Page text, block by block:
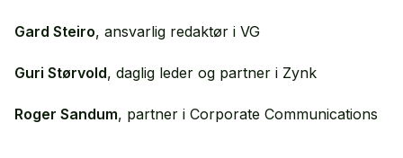
Gard Steiro, ansvarlig redaktør i VG
Guri Størvold, daglig leder og partner i Zynk
Roger Sandum, partner i Corporate Communications